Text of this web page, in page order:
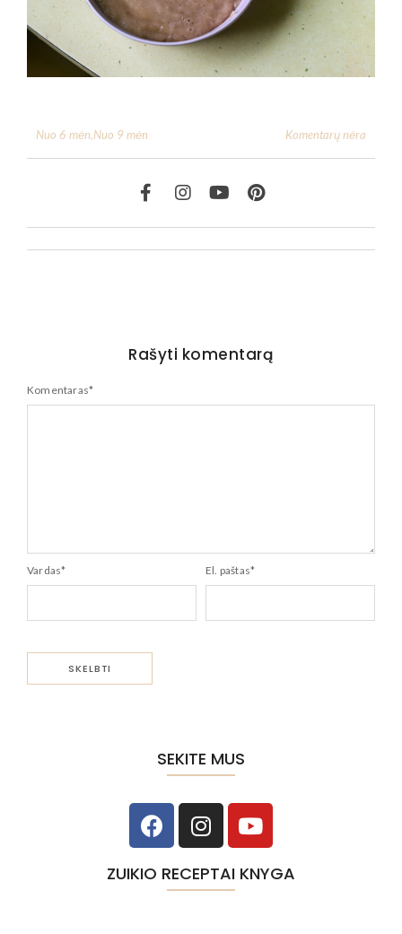
Nuo 6 mėn,Nuo 9 mėn Komentarų nėra
Rašyti komentarą
Komentaras*
Vardas* El. paštas*
SEKITE MUS
ZUIKIO RECEPTAI KNYGA